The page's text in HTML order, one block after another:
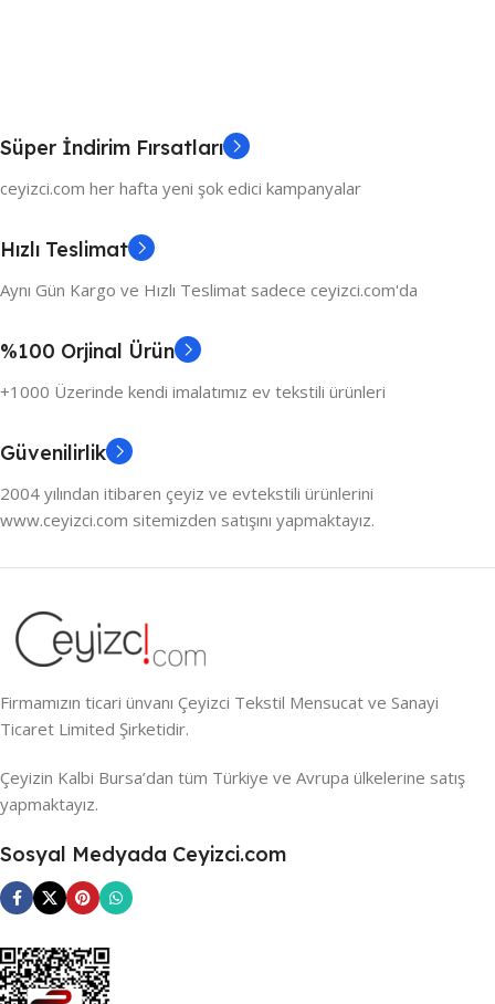
Süper İndirim Fırsatları
ceyizci.com her hafta yeni şok edici kampanyalar
Hızlı Teslimat
Aynı Gün Kargo ve Hızlı Teslimat sadece ceyizci.com'da
%100 Orjinal Ürün
+1000 Üzerinde kendi imalatımız ev tekstili ürünleri
Güvenilirlik
2004 yılından itibaren çeyiz ve evtekstili ürünlerini
www.ceyizci.com sitemizden satışını yapmaktayız.
Firmamızın ticari ünvanı Çeyizci Tekstil Mensucat ve Sanayi
Ticaret Limited Şirketidir.
Çeyizin Kalbi Bursa’dan tüm Türkiye ve Avrupa ülkelerine satış
yapmaktayız.
Sosyal Medyada Ceyizci.com